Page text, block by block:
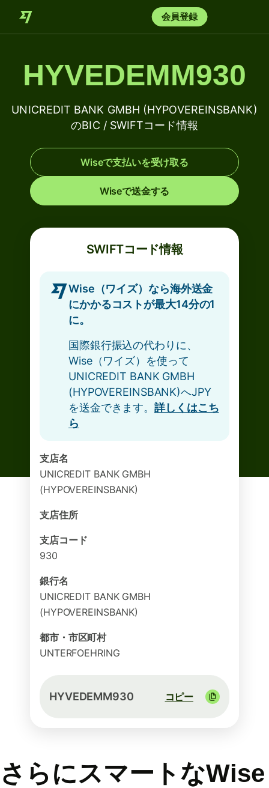
会員登録
HYVEDEMM930
UNICREDIT BANK GMBH (HYPOVEREINSBANK)
のBIC / SWIFTコード情報
Wiseで支払いを受け取る
Wiseで送金する
SWIFTコード情報
Wise（ワイズ）なら海外送金
にかかるコストが最大14分の1
に。
国際銀行振込の代わりに、
Wise（ワイズ）を使って
UNICREDIT BANK GMBH
(HYPOVEREINSBANK)へJPY
を送金できます。詳しくはこち
ら
支店名
UNICREDIT BANK GMBH
(HYPOVEREINSBANK)
支店住所
支店コード
930
銀行名
UNICREDIT BANK GMBH
(HYPOVEREINSBANK)
都市・市区町村
UNTERFOEHRING
HYVEDEMM930 コピー
さらにスマートなWise